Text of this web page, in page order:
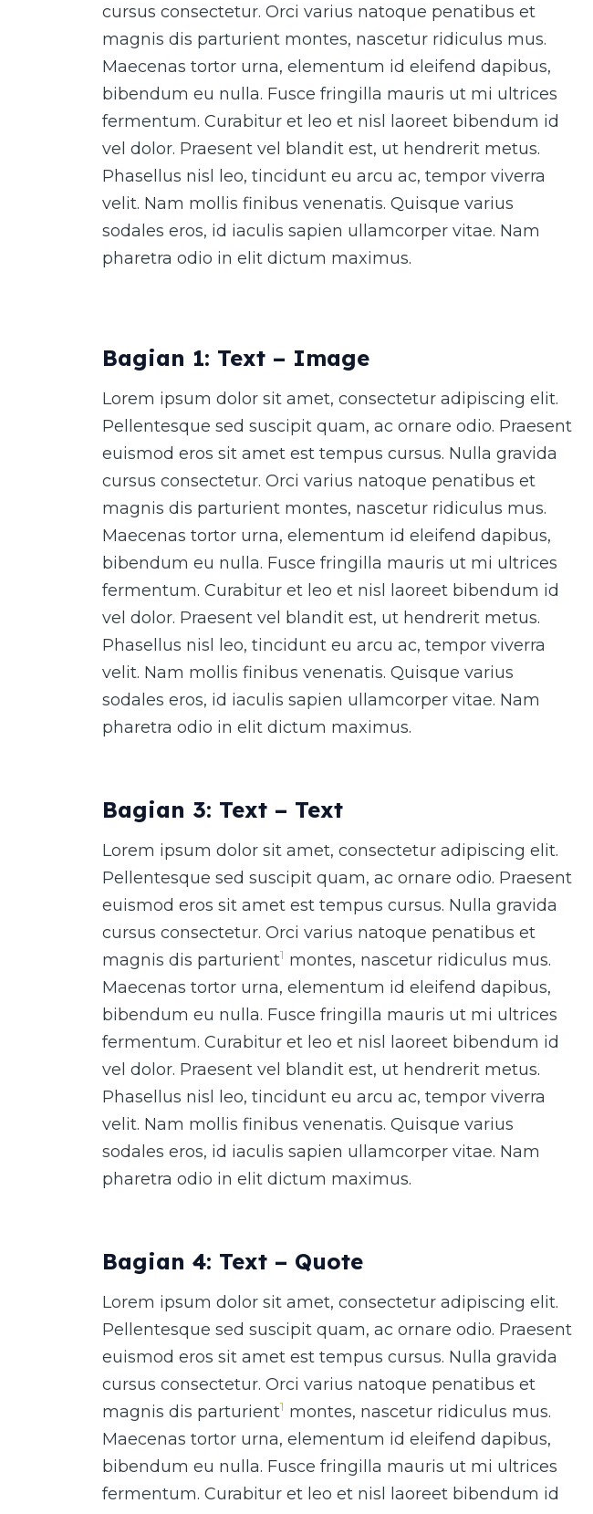
cursus consectetur. Orci varius natoque penatibus et
magnis dis parturient montes, nascetur ridiculus mus.
Maecenas tortor urna, elementum id eleifend dapibus,
bibendum eu nulla. Fusce fringilla mauris ut mi ultrices
fermentum. Curabitur et leo et nisl laoreet bibendum id
vel dolor. Praesent vel blandit est, ut hendrerit metus.
Phasellus nisl leo, tincidunt eu arcu ac, tempor viverra
velit. Nam mollis finibus venenatis. Quisque varius
sodales eros, id iaculis sapien ullamcorper vitae. Nam
pharetra odio in elit dictum maximus.
Bagian 1: Text – Image
Lorem ipsum dolor sit amet, consectetur adipiscing elit.
Pellentesque sed suscipit quam, ac ornare odio. Praesent
euismod eros sit amet est tempus cursus. Nulla gravida
cursus consectetur. Orci varius natoque penatibus et
magnis dis parturient montes, nascetur ridiculus mus.
Maecenas tortor urna, elementum id eleifend dapibus,
bibendum eu nulla. Fusce fringilla mauris ut mi ultrices
fermentum. Curabitur et leo et nisl laoreet bibendum id
vel dolor. Praesent vel blandit est, ut hendrerit metus.
Phasellus nisl leo, tincidunt eu arcu ac, tempor viverra
velit. Nam mollis finibus venenatis. Quisque varius
sodales eros, id iaculis sapien ullamcorper vitae. Nam
pharetra odio in elit dictum maximus.
Bagian 3: Text – Text
Lorem ipsum dolor sit amet, consectetur adipiscing elit.
Pellentesque sed suscipit quam, ac ornare odio. Praesent
euismod eros sit amet est tempus cursus. Nulla gravida
cursus consectetur. Orci varius natoque penatibus et
magnis dis parturient1 montes, nascetur ridiculus mus.
Maecenas tortor urna, elementum id eleifend dapibus,
bibendum eu nulla. Fusce fringilla mauris ut mi ultrices
fermentum. Curabitur et leo et nisl laoreet bibendum id
vel dolor. Praesent vel blandit est, ut hendrerit metus.
Phasellus nisl leo, tincidunt eu arcu ac, tempor viverra
velit. Nam mollis finibus venenatis. Quisque varius
sodales eros, id iaculis sapien ullamcorper vitae. Nam
pharetra odio in elit dictum maximus.
Bagian 4: Text – Quote
Lorem ipsum dolor sit amet, consectetur adipiscing elit.
Pellentesque sed suscipit quam, ac ornare odio. Praesent
euismod eros sit amet est tempus cursus. Nulla gravida
cursus consectetur. Orci varius natoque penatibus et
magnis dis parturient1 montes, nascetur ridiculus mus.
Maecenas tortor urna, elementum id eleifend dapibus,
bibendum eu nulla. Fusce fringilla mauris ut mi ultrices
fermentum. Curabitur et leo et nisl laoreet bibendum id